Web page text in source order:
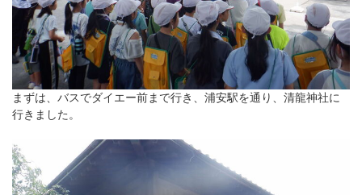
まずは、バスでダイエー前まで行き、浦安駅を通り、清龍神社に
行きました。